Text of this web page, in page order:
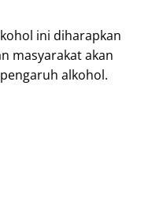
ini diharapkan
masyarakat akan
alkohol.